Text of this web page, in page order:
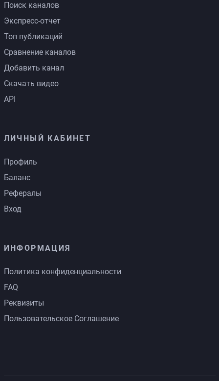
Поиск каналов
Экспресс-отчет
Топ публикаций
Сравнение каналов
Добавить канал
Скачать видео
API
ЛИЧНЫЙ КАБИНЕТ
Профиль
Баланс
Рефералы
Вход
ИНФОРМАЦИЯ
Политика конфиденциальности
FAQ
Реквизиты
Пользовательское Соглашение